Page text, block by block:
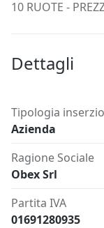
10 RUOTE -
Dettagli
Tipologia
Azienda
Ragione Sociale
Obex Srl
Partita IVA
01691280935